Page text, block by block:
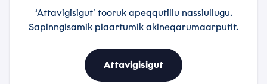
‘Attavigisigut’ tooruk apeqqutillu nassiullugu.
Sapinngisamik piaartumik akineqarumaarputit.
Attavigisigut